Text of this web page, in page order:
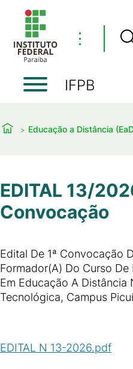
⋮
IFPB
Educação a Distância
EDITAL 13/
Convocação
Edital De 1ª Convocação
Formador(A) Do Curso
Em Educação A Distância
Tecnológica, Campus
EDITAL N 13-2026.pdf